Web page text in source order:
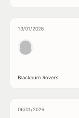
13/01/2026
Blackburn Rovers
06/01/2026